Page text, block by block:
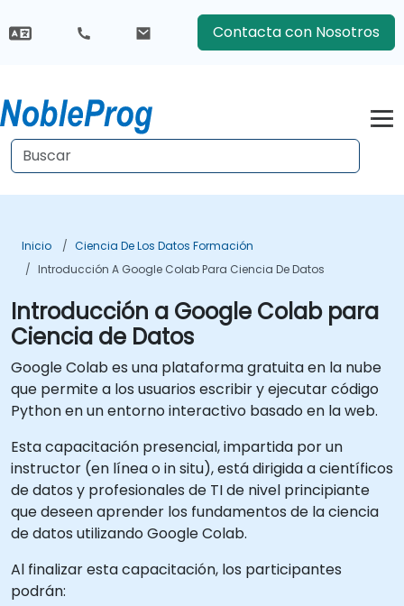
Contacta con Nosotros
Inicio
Ciencia De Los Datos Formación
Introducción A Google Colab Para Ciencia De Datos
Introducción a Google Colab para
Ciencia de Datos
Google Colab es una plataforma gratuita en la nube
que permite a los usuarios escribir y ejecutar código
Python en un entorno interactivo basado en la web.
Esta capacitación presencial, impartida por un
instructor (en línea o in situ), está dirigida a científicos
de datos y profesionales de TI de nivel principiante
que deseen aprender los fundamentos de la ciencia
de datos utilizando Google Colab.
Al finalizar esta capacitación, los participantes
podrán: